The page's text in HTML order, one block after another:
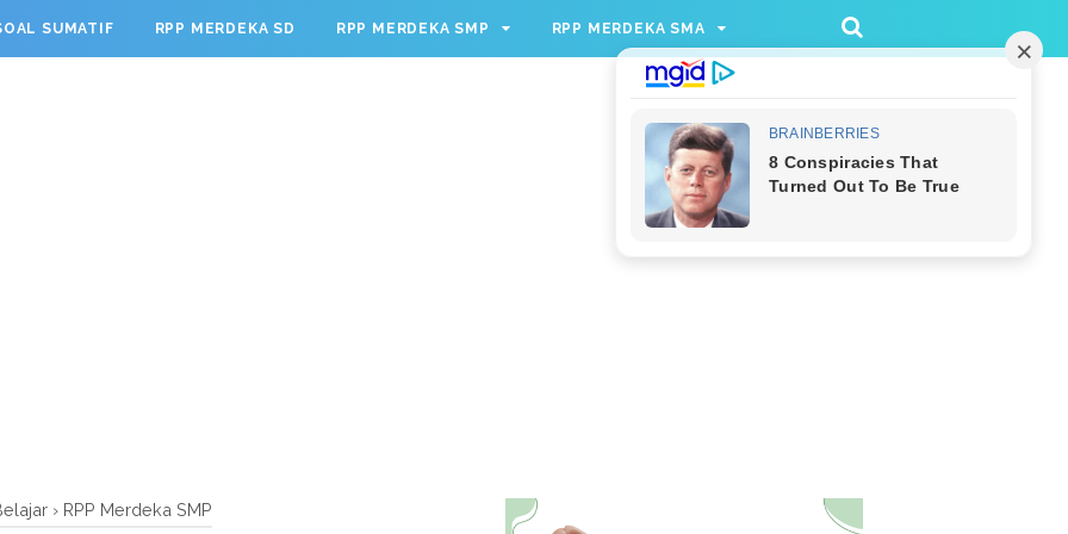
{ googletag.defineSlot('/23209888932/rppmer', [336, 280], 'div-gpt-ad-1733174991559-
googletag.enableServices(); });
SUMATIF RPP MERDEKA SD RPP MERDEKA SMP RPP MERDEKA SMA
› RPP Merdeka SMP